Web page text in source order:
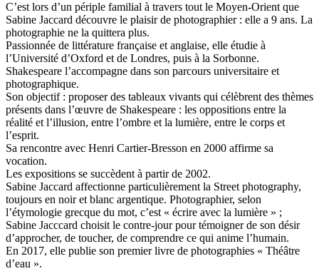
C’est lors d’un périple familial à travers tout le Moyen-Orient que
Sabine Jaccard découvre le plaisir de photographier : elle a 9 ans. La
photographie ne la quittera plus.
Passionnée de littérature française et anglaise, elle étudie à
l’Université d’Oxford et de Londres, puis à la Sorbonne.
Shakespeare l’accompagne dans son parcours universitaire et
photographique.
Son objectif : proposer des tableaux vivants qui célèbrent des thèmes
présents dans l’œuvre de Shakespeare : les oppositions entre la
réalité et l’illusion, entre l’ombre et la lumière, entre le corps et
l’esprit.
Sa rencontre avec Henri Cartier-Bresson en 2000 affirme sa
vocation.
Les expositions se succèdent à partir de 2002.
Sabine Jaccard affectionne particulièrement la Street photography,
toujours en noir et blanc argentique. Photographier, selon
l’étymologie grecque du mot, c’est « écrire avec la lumière » ;
Sabine Jacccard choisit le contre-jour pour témoigner de son désir
d’approcher, de toucher, de comprendre ce qui anime l’humain.
En 2017, elle publie son premier livre de photographies « Théâtre
d’eau ».